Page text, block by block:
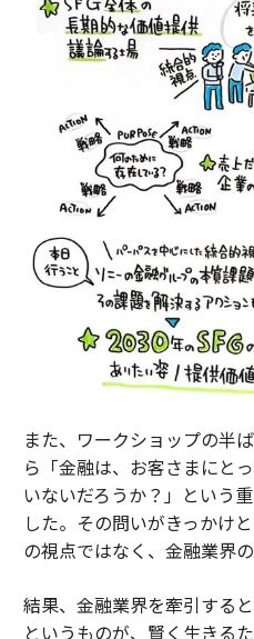
また、ワークショップの半
ら「金融は、お客さまにと
いないだろうか？」という
した。その問いがきっかけ
の視点ではなく、金融業界
結果、金融業界を牽引する
というものが、賢く生きる